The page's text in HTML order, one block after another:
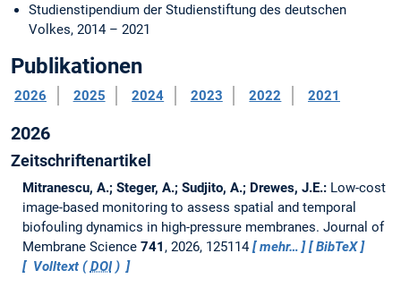
Studienstipendium der Studienstiftung des deutschen
Volkes, 2014 – 2021
Publikationen
2026 2025 2024 2023 2022 2021
2026
Zeitschriftenartikel
Mitranescu, A.; Steger, A.; Sudjito, A.; Drewes, J.E.: Low-cost
image-based monitoring to assess spatial and temporal
biofouling dynamics in high-pressure membranes. Journal of
Membrane Science 741 , 2026, 125114 mehr…
BibTeX
Volltext (DOI)